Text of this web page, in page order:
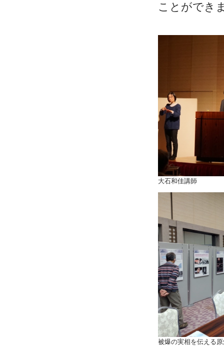
ことができ
大石和佳講師
被爆の実相を伝える